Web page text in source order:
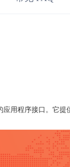
用程序接口。它